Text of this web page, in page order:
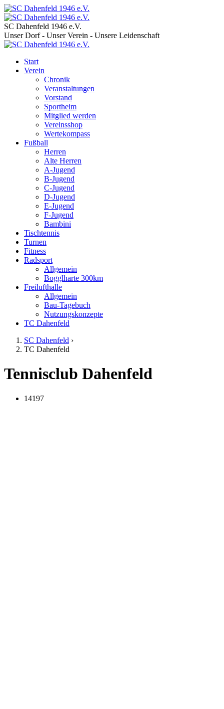
SC Dahenfeld 1946 e.V.
Unser Dorf - Unser Verein - Unsere Leidenschaft
Start
Verein
Chronik
Veranstaltungen
Vorstand
Sportheim
Mitglied werden
Vereinsshop
Wertekompass
Fußball
Herren
Alte Herren
A-Jugend
B-Jugend
C-Jugend
D-Jugend
E-Jugend
F-Jugend
Bambini
Tischtennis
Turnen
Fitness
Radsport
Allgemein
Bogglharte 300km
Freilufthalle
Allgemein
Bau-Tagebuch
Nutzungskonzepte
TC Dahenfeld
SC Dahenfeld ›
TC Dahenfeld
Tennisclub Dahenfeld
14197